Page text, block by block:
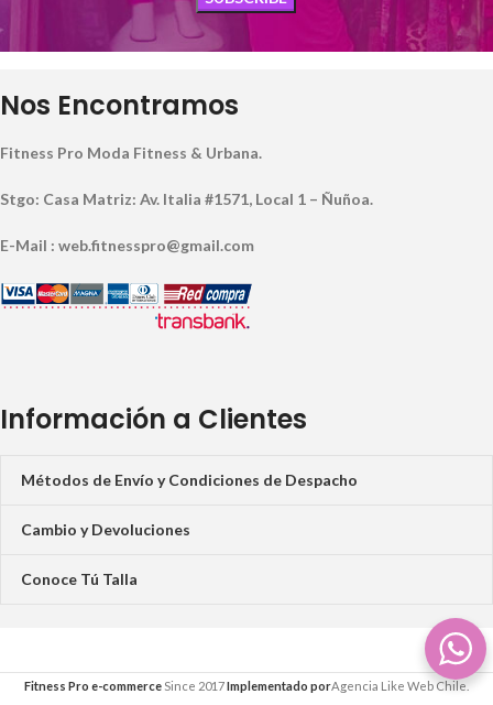
Nos Encontramos
Fitness Pro Moda Fitness & Urbana.
Stgo: Casa Matriz: Av. Italia #1571, Local 1 – Ñuñoa.
E-Mail : web.fitnesspro@gmail.com
Información a Clientes
Métodos de Envío y Condiciones de Despacho
Cambio y Devoluciones
Conoce Tú Talla
Fitness Pro e-commerce Since 2017Implementado porAgencia Like Web Chile.